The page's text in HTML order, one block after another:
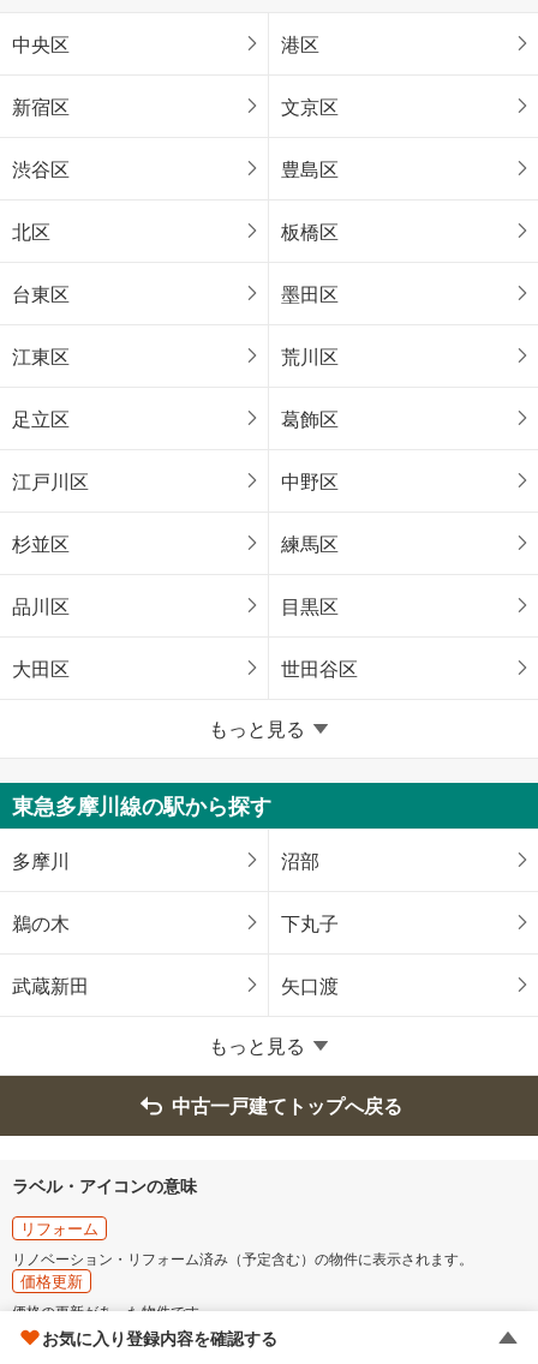
中央区 港区
新宿区 文京区
渋谷区 豊島区
北区 板橋区
台東区 墨田区
江東区 荒川区
足立区 葛飾区
江戸川区 中野区
杉並区 練馬区
品川区 目黒区
大田区 世田谷区
八王子市 立川市
武蔵野市 三鷹市
青梅市 府中市
昭島市 調布市
小金井市
日野市
国立市
狛江市
清瀬市
もっと見る
東急多摩川線の駅から探す
多摩川 沼部
鵜の木 下丸子
武蔵新田 矢口渡
もっと見る
中古一戸建てトップへ戻る
ラベル・アイコンの意味
リフォーム
リノベーション・リフォーム済み（予定含む）の物件に表示されます。
価格更新
価格の更新があった物件です。
複数の価格が表示されている物件に関しましてはそのうちの１つ以上に更新が
お気に入り登録内容を確認する